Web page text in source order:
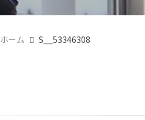
ホーム S__53346308